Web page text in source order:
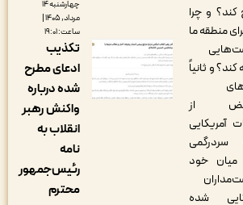
چرا
ما
چهارشنبه ۱۴
مرداد, ۱۴۰۵ |
تکذیب
ادعای مطرح
شده درباره
واکنش رهبر
انقلاب به
رئیس‌جمهور